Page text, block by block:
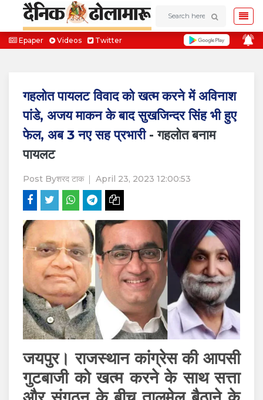
Epaper Videos Twitter
गहलोत पायलट विवाद को खत्म करने में अविनाश
पांडे, अजय माकन के बाद सुखजिन्दर सिंह भी हुए
फेल, अब 3 नए सह प्रभारी - गहलोत बनाम
पायलट
Post Byशरद टाक April 23, 2023 12:00:53
जयपुर। राजस्थान कांग्रेस की आपसी
गुटबाजी को खत्म करने के साथ सत्ता